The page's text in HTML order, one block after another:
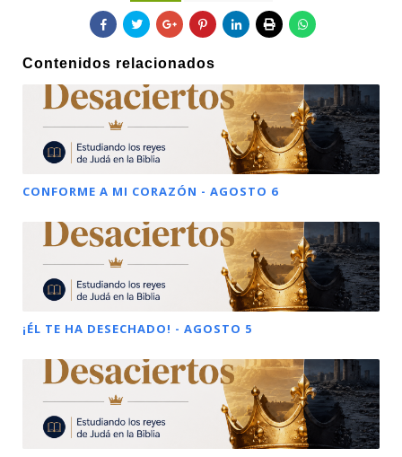
Contenidos relacionados
CONFORME A MI CORAZÓN - AGOSTO 6
¡ÉL TE HA DESECHADO! - AGOSTO 5